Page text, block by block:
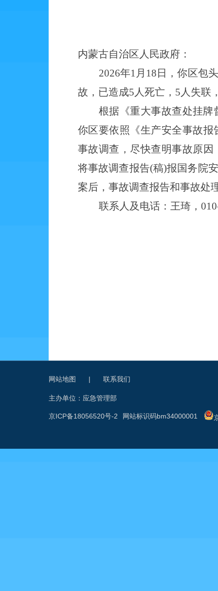
内蒙古自治区人民政府：
2026年1月18日，你区包
故，已造成5人死亡， 5人失联
根据《重大事故查处挂
你区要依照《生产安全事故
事故调查，尽快查明事故原
将事故调查报告(稿)报国务院
案后，事故调查报告和事故处
联系人及电话：王琦，
网站地图 | 联系我们
主办单位：应急管理部
网站标识码bm34000001
京ICP备18056520号-2